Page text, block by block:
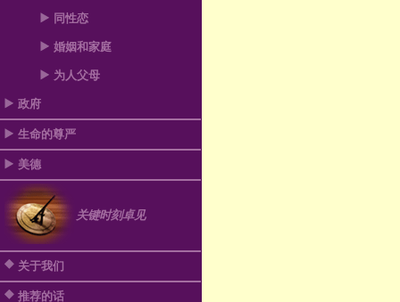
同性恋
婚姻和家庭
为人父母
政府
生命的尊严
美德
关键时刻卓见
关于我们
推荐的话